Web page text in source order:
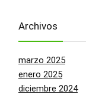
Archivos
marzo 2025
enero 2025
diciembre 2024